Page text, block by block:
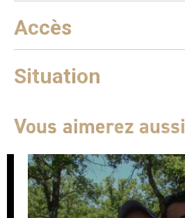
Accès
Situation
Vous aimerez aussi